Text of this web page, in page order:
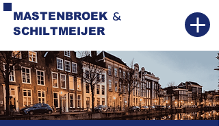
MASTENBROEK
SCHILTMEIJER
&